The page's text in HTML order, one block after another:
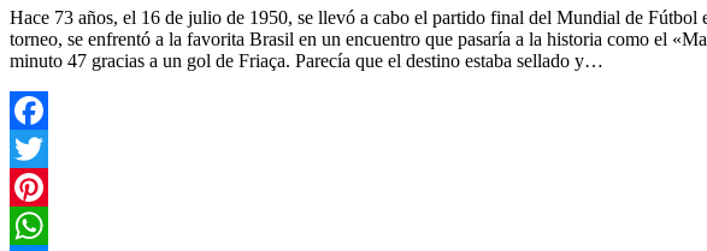
Hace 73 años, el 16 de julio de 1950, se llevó a cabo el partido final del Mundial de
torneo, se enfrentó a la favorita Brasil en un encuentro que pasaría a la historia como el
minuto 47 gracias a un gol de Friaça. Parecía que el destino estaba sellado y…
Facebook
Twitter
Pinterest